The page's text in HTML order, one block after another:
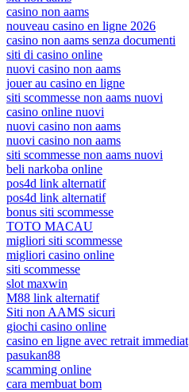
casino non aams
nouveau casino en ligne 2026
casino non aams senza documenti
siti di casino online
nuovi casino non aams
jouer au casino en ligne
siti scommesse non aams nuovi
casino online nuovi
nuovi casino non aams
nuovi casino non aams
siti scommesse non aams nuovi
beli narkoba online
pos4d link alternatif
pos4d link alternatif
bonus siti scommesse
TOTO MACAU
migliori siti scommesse
migliori casino online
siti scommesse
slot maxwin
M88 link alternatif
Siti non AAMS sicuri
giochi casino online
casino en ligne avec retrait immediat
pasukan88
scamming online
cara membuat bom